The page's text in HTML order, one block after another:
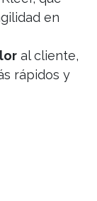
en
al cliente,
rápidos y